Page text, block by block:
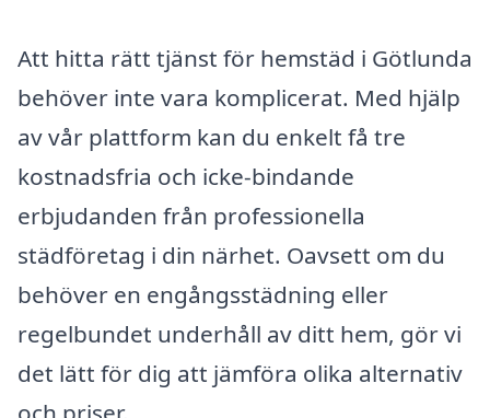
Att hitta rätt tjänst för hemstäd i Götlunda
behöver inte vara komplicerat. Med hjälp
av vår plattform kan du enkelt få tre
kostnadsfria och icke-bindande
erbjudanden från professionella
städföretag i din närhet. Oavsett om du
behöver en engångsstädning eller
regelbundet underhåll av ditt hem, gör vi
det lätt för dig att jämföra olika alternativ